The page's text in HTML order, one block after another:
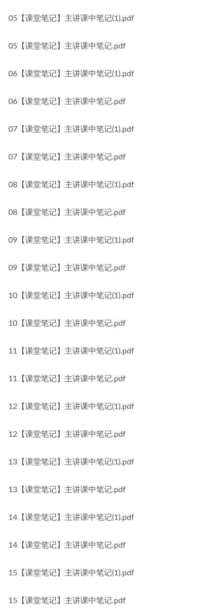
05【课堂笔记】主讲课中笔记(1).pdf
05【课堂笔记】主讲课中笔记.pdf
06【课堂笔记】主讲课中笔记(1).pdf
06【课堂笔记】主讲课中笔记.pdf
07【课堂笔记】主讲课中笔记(1).pdf
07【课堂笔记】主讲课中笔记.pdf
08【课堂笔记】主讲课中笔记(1).pdf
08【课堂笔记】主讲课中笔记.pdf
09【课堂笔记】主讲课中笔记(1).pdf
09【课堂笔记】主讲课中笔记.pdf
10【课堂笔记】主讲课中笔记(1).pdf
10【课堂笔记】主讲课中笔记.pdf
11【课堂笔记】主讲课中笔记(1).pdf
11【课堂笔记】主讲课中笔记.pdf
12【课堂笔记】主讲课中笔记(1).pdf
12【课堂笔记】主讲课中笔记.pdf
13【课堂笔记】主讲课中笔记(1).pdf
13【课堂笔记】主讲课中笔记.pdf
14【课堂笔记】主讲课中笔记(1).pdf
14【课堂笔记】主讲课中笔记.pdf
15【课堂笔记】主讲课中笔记(1).pdf
15【课堂笔记】主讲课中笔记.pdf